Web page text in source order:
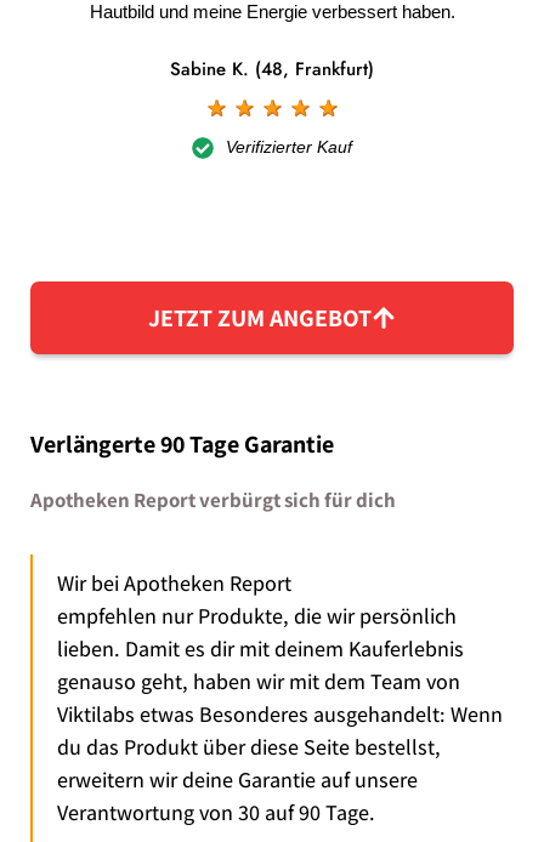
Hautbild und meine Energie verbessert haben.
Sabine K. (48, Frankfurt)
☆ ☆ ☆ ☆ ☆
Verifizierter Kauf
JETZT ZUM ANGEBOT
Verlängerte 90 Tage Garantie
Apotheken Report verbürgt sich für dich
Wir bei Apotheken Report
empfehlen nur Produkte, die wir persönlich
lieben. Damit es dir mit deinem Kauferlebnis
genauso geht, haben wir mit dem Team von
Viktilabs etwas Besonderes ausgehandelt: Wenn
du das Produkt über diese Seite bestellst,
erweitern wir deine Garantie auf unsere
Verantwortung von 30 auf 90 Tage.